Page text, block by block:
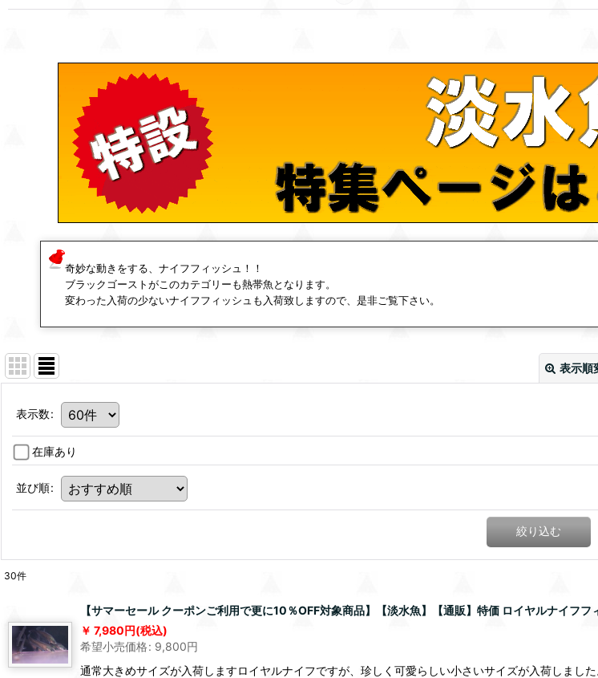
奇妙な動きをする、ナイフフィッシュ！！
ブラックゴーストがこのカテゴリーも熱帯魚となります。
変わった入荷の少ないナイフフィッシュも入荷致しますので、是非ご覧下さい。
表示順
表示数:
在庫あり
並び順:
絞り込む
30件
【サマーセール クーポンご利用で更に10％OFF対象商品】【淡水魚】【通販】特価 ロイヤルナイ
7,980円(税込)
希望小売価格: 9,800円
通常大きめサイズが入荷しますロイヤルナイフですが、珍しく可愛らしい小さいサイズが入荷しました